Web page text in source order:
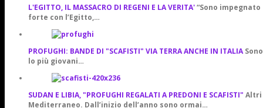
L'EGITTO, IL MASSACRO DI REGENI E LA VERITA'“Sono
forte con l’Egitto,…
PROFUGHI: BANDE DI "SCAFISTI" VIA TERRA ANCHE IN ITALIA
lo più giovani…
SUDAN E LIBIA, "PROFUGHI REGALATI A PREDONI E SCAFISTI" Altri
Mediterraneo. Dall’inizio dell’anno sono ormai…